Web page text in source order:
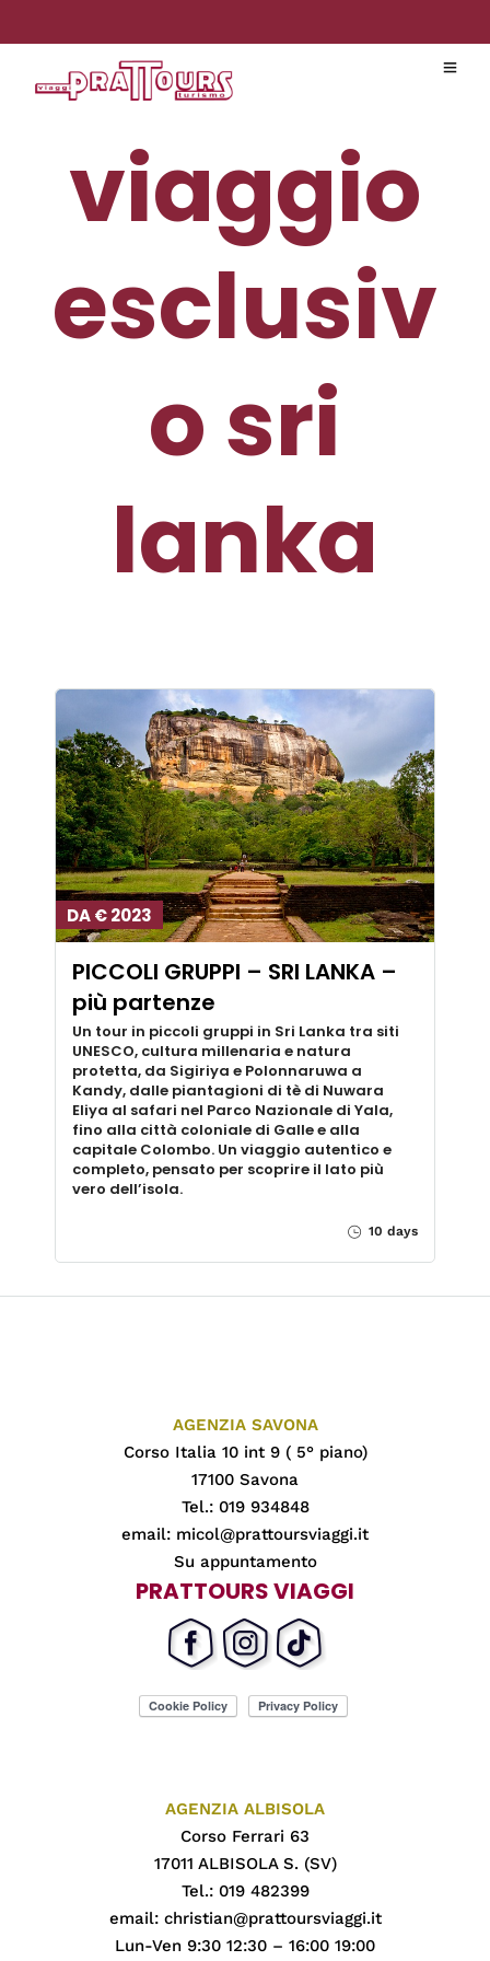
viaggio
esclusiv
o sri
lanka
DA € 2023
PICCOLI GRUPPI – SRI LANKA –
più partenze
Un tour in piccoli gruppi in Sri Lanka tra siti
UNESCO, cultura millenaria e natura
protetta, da Sigiriya e Polonnaruwa a
Kandy, dalle piantagioni di tè di Nuwara
Eliya al safari nel Parco Nazionale di Yala,
fino alla città coloniale di Galle e alla
capitale Colombo. Un viaggio autentico e
completo, pensato per scoprire il lato più
vero dell’isola.
10 days
AGENZIA SAVONA
Corso Italia 10 int 9 ( 5° piano)
17100 Savona
Tel.: 019 934848
email: micol@prattoursviaggi.it
Su appuntamento
PRATTOURS VIAGGI
AGENZIA ALBISOLA
Corso Ferrari 63
17011 ALBISOLA S. (SV)
Tel.: 019 482399
email: christian@prattoursviaggi.it
Lun-Ven 9:30 12:30 – 16:00 19:00